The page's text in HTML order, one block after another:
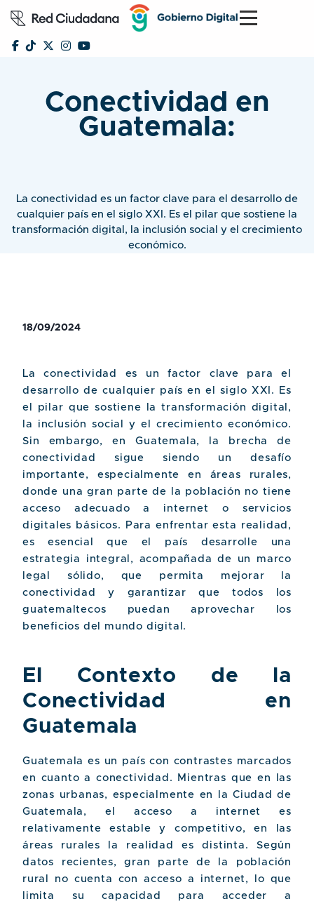
Conectividad en
Guatemala:
La conectividad es un factor clave para el desarrollo de
cualquier país en el siglo XXI. Es el pilar que sostiene la
transformación digital, la inclusión social y el crecimiento
económico.
18/09/2024
La conectividad es un factor clave para el
desarrollo de cualquier país en el siglo XXI. Es
el pilar que sostiene la transformación digital,
la inclusión social y el crecimiento económico.
Sin embargo, en Guatemala, la brecha de
conectividad sigue siendo un desafío
importante, especialmente en áreas rurales,
donde una gran parte de la población no tiene
acceso adecuado a internet o servicios
digitales básicos. Para enfrentar esta realidad,
es esencial que el país desarrolle una
estrategia integral, acompañada de un marco
legal sólido, que permita mejorar la
conectividad y garantizar que todos los
guatemaltecos puedan aprovechar los
beneficios del mundo digital.
El Contexto de la
Conectividad en
Guatemala
Guatemala es un país con contrastes marcados
en cuanto a conectividad. Mientras que en las
zonas urbanas, especialmente en la Ciudad de
Guatemala, el acceso a internet es
relativamente estable y competitivo, en las
áreas rurales la realidad es distinta. Según
datos recientes, gran parte de la población
rural no cuenta con acceso a internet, lo que
limita su capacidad para acceder a